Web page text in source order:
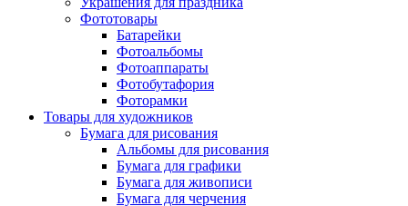
Фототовары
Батарейки
Фотоальбомы
Фотоаппараты
Фотобутафория
Фоторамки
Товары для художников
Бумага для рисования
Альбомы для рисования
Бумага для графики
Бумага для живописи
Бумага для черчения